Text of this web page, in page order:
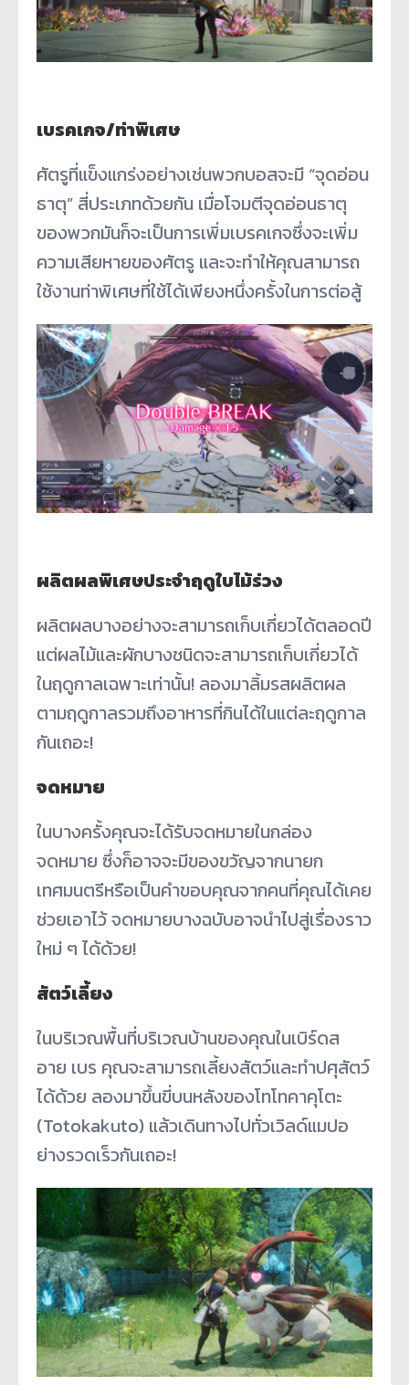
เบรคเกจ/ท่าพิเศษ
ศัตรูที่แข็งแกร่งอย่างเช่นพวกบอสจะมี “จุดอ่อน
ธาตุ” สี่ประเภทด้วยกัน เมื่อโจมตีจุดอ่อนธาตุ
ของพวกมันก็จะเป็นการเพิ่มเบรคเกจซึ่งจะเพิ่ม
ความเสียหายของศัตรู และจะทำให้คุณสามารถ
ใช้งานท่าพิเศษที่ใช้ได้เพียงหนึ่งครั้งในการต่อสู้
ผลิตผลพิเศษประจำฤดูใบไม้ร่วง
ผลิตผลบางอย่างจะสามารถเก็บเกี่ยวได้ตลอดปี
แต่ผลไม้และผักบางชนิดจะสามารถเก็บเกี่ยวได้
ในฤดูกาลเฉพาะเท่านั้น! ลองมาลิ้มรสผลิตผล
ตามฤดูกาลรวมถึงอาหารที่กินได้ในแต่ละฤดูกาล
กันเถอะ!
จดหมาย
ในบางครั้งคุณจะได้รับจดหมายในกล่อง
จดหมาย ซึ่งก็อาจจะมีของขวัญจากนายก
เทศมนตรีหรือเป็นคำขอบคุณจากคนที่คุณได้เคย
ช่วยเอาไว้ จดหมายบางฉบับอาจนำไปสู่เรื่องราว
ใหม่ ๆ ได้ด้วย!
สัตว์เลี้ยง
ในบริเวณพื้นที่บริเวณบ้านของคุณในเบิร์ดส
อาย เบร คุณจะสามารถเลี้ยงสัตว์และทำปศุสัตว์
ได้ด้วย ลองมาขึ้นขี่บนหลังของโทโทคาคุโตะ
(Totokakuto) แล้วเดินทางไปทั่วเวิลด์แมปอ
ย่างรวดเร็วกันเถอะ!